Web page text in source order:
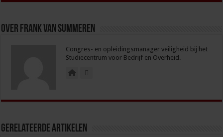
Over Frank van Summeren
Congres- en opleidingsmanager veiligheid bij het
Studiecentrum voor Bedrijf en Overheid.
Gerelateerde Artikelen